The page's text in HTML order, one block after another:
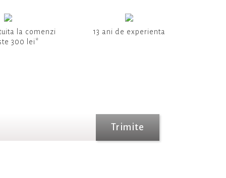
la comenzi
300 lei*
13 ani de experienta
Trimite